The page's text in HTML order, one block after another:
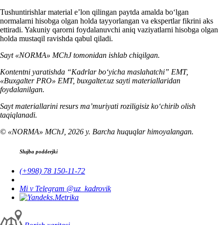
Tushuntirishlar material e’lon qilingan paytda amalda boʻlgan
normalarni hisobga olgan holda tayyorlangan va ekspertlar fikrini aks
ettiradi. Yakuniy qarorni foydalanuvchi aniq vaziyatlarni hisobga olgan
holda mustaqil ravishda qabul qiladi.
Sayt «NORMA» MChJ tomonidan ishlab chiqilgan.
Kontentni yaratishda “Kadrlar boʻyicha maslahatchi” EMT,
«Buxgalter PRO» EMT, buxgalter.uz sayti materiallaridan
foydalanilgan.
Sayt materiallarini resurs ma’muriyati roziligisiz koʻchirib olish
taqiqlanadi.
© «NORMA» MChJ, 2026 y. Barcha huquqlar himoyalangan.
Slujba podderjki
(+998) 78 150-11-72
Mi v Telegram @uz_kadrovik